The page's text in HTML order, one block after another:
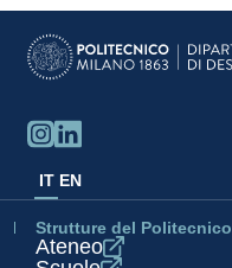
IT EN
Strutture del Politecnico
Ateneo